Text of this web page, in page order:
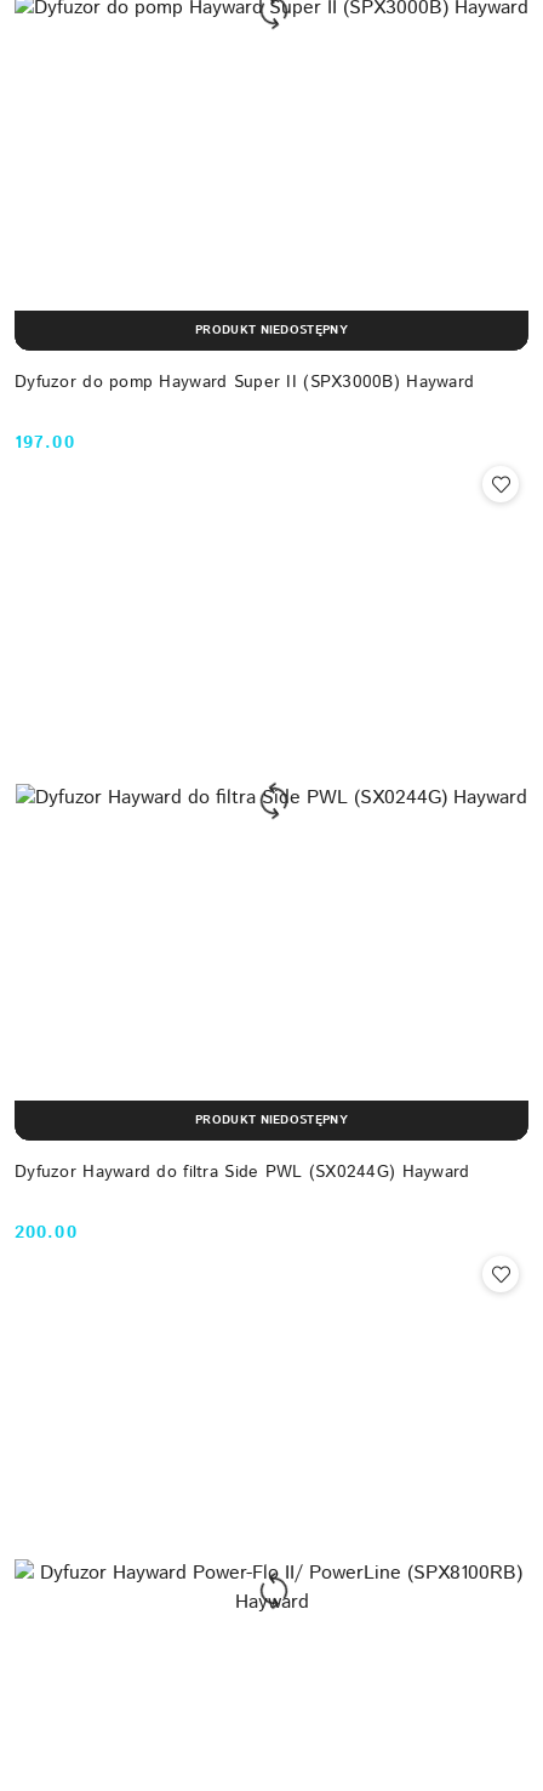
Dyfuzor do pomp Hayward Super II (SPX3000B) Hayward
Cena:
197.00
PRODUKT NIEDOSTĘPNY
Dyfuzor Hayward do filtra Side PWL (SX0244G) Hayward
Cena:
200.00
PRODUKT NIEDOSTĘPNY